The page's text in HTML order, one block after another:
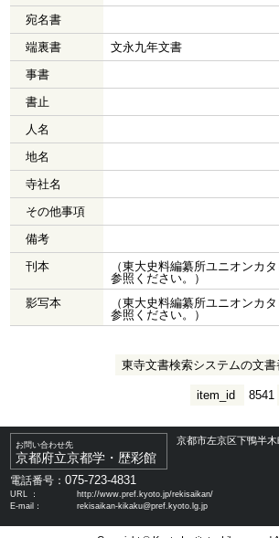
宛名書
端裏書
文永九年文書
事書
書止
人名
地名
寺社名
その他事項
備考
刊本
（東大史料編纂所ユニオンカ
参照ください。）
影写本
（東大史料編纂所ユニオンカ
参照ください。）
東寺文書検索システムの文書
item_id 8541
お問い合わせ先
京都府立京都学・歴彩館
京都市左京区下鴨半
電話番号：075-723-4831
URL ：
http://www.pref.kyoto.jp/rekisaikan/
E-mail：
rekisaikan-kikaku@pref.kyoto.lg.jp